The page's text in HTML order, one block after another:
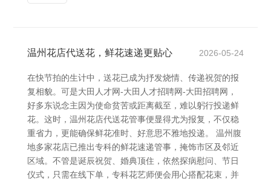
温州花店代送花，鲜花速递更贴心 2026-05-24
在快节拍的生计中，送花已成为抒发烧情、传递祝贺的报
复相貌。可是大田人才网-大田人才招聘网-大田招聘网，
好多东说念主因为使命贫苦或距离截至，难以躬行投递鲜
花。这时，温州花店代送花管事便显得尤为报复，不仅稳
重省力，更能确保鲜花准时、好意思不雅地投递。 温州腹
地多家花店已推出专科的鲜花速递管事，掩饰市区及邻近
区域。不管是诞辰祝贺、婚典顶住，依然探病慰问、节日
仪式，只需在线下单，专科花艺师便会用心搭配花束，并